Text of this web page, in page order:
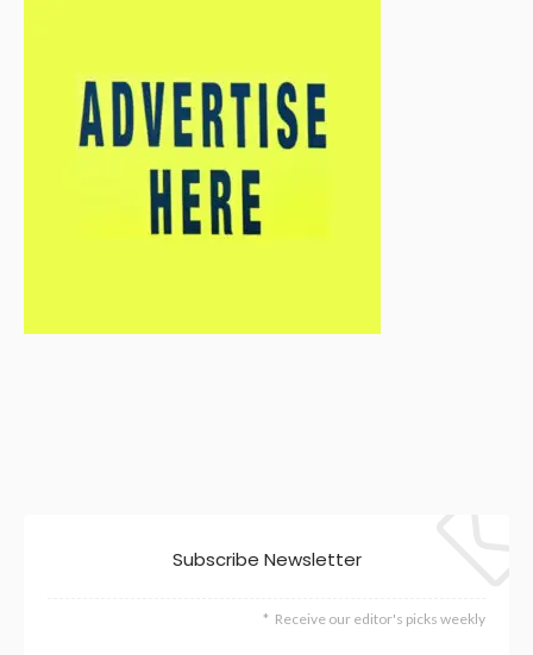
Subscribe Newsletter
Receive our editor's picks weekly